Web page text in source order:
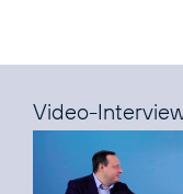
Video-